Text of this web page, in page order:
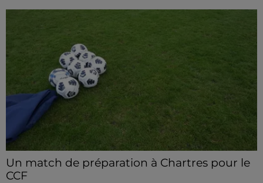
Un match de préparation à Chartres pour le
CCF